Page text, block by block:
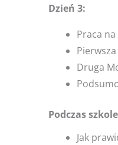
Dzień 3:
Praca
Druga
Podczas
Jak